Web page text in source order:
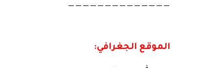
——————————————
الموقع الجغرافي: